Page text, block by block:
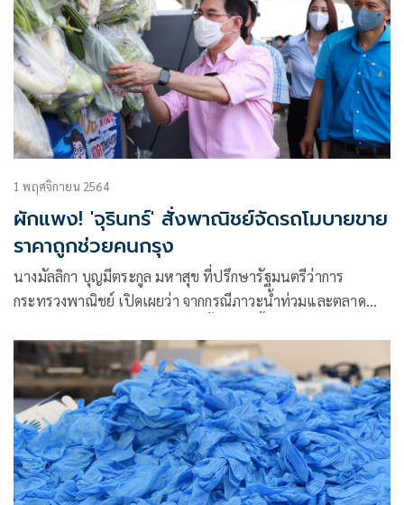
1 พฤศจิกายน 2564
ผักแพง! 'จุรินทร์' สั่งพาณิชย์จัดรถโมบายขาย
ราคาถูกช่วยคนกรุง
นางมัลลิกา บุญมีตระกูล มหาสุข ที่ปรึกษารัฐมนตรีว่าการ
กระทรวงพาณิชย์ เปิดเผยว่า จากกรณีภาวะน้ำท่วมและตลาด
ศิษฏ์ รองนายกรัฐมนตรีและรัฐมนตรีว่าการกระทรวงพาณิชย์